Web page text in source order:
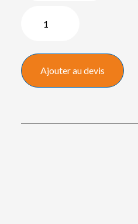
vidéoconférence
Ajouter au devis